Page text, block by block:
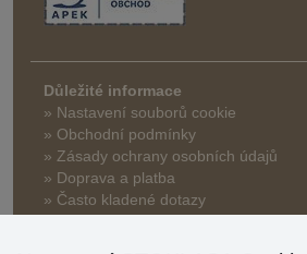
Důležité informace
» Nastavení souborů cookie
» Obchodní podmínky
» Zásady ochrany osobních údajů
» Doprava a platba
» Často kladené dotazy